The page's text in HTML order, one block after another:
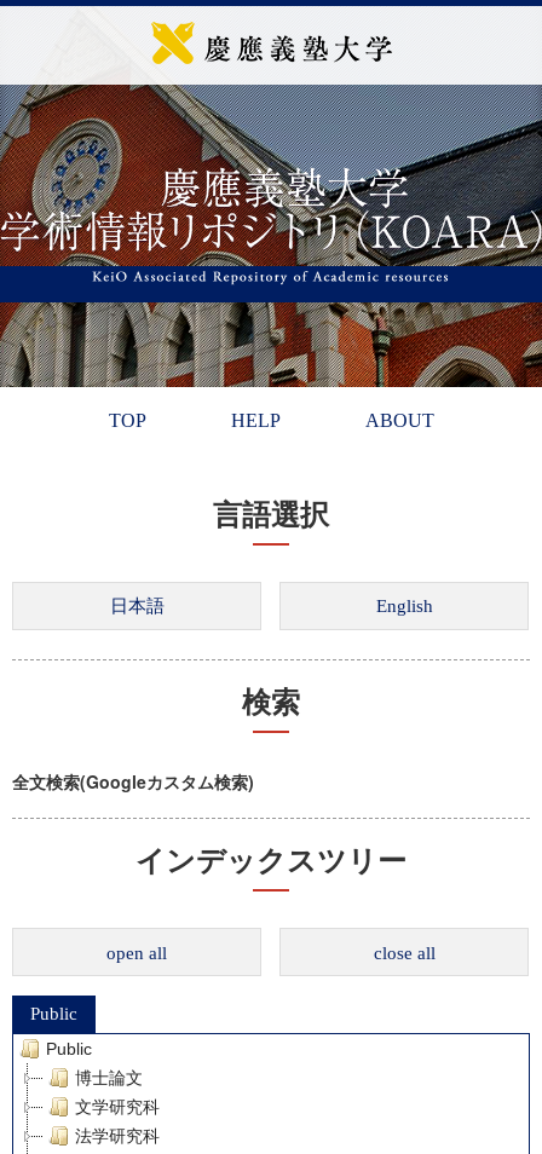
TOP HELP ABOUT
言語選択
検索
全文検索(Googleカスタム検索)
インデックスツリー
open all close all
Public
Public
博士論文
文学研究科
法学研究科